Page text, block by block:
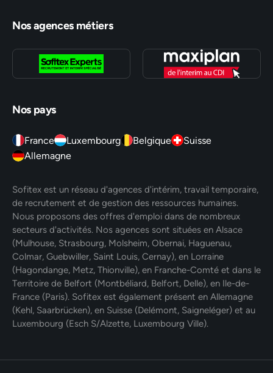
Nos agences métiers
Nos pays
France Luxembourg Belgique
Suisse
Allemagne
Sofitex est un réseau d'agences d'intérim, travail temporaire,
de recrutement et de gestion des ressources humaines.
Nous proposons des offres d'emploi dans de nombreux
secteurs d'activités. Nos agences sont situées en Alsace
(Mulhouse, Strasbourg, Molsheim, Obernai, Haguenau,
Colmar, Guebwiller, Saint Louis, Cernay), en Lorraine
(Hagondange, Metz, Thionville), en Franche-Comté et dans le
Territoire de Belfort (Montbéliard, Belfort, Delle), en Ile-de-
France (Paris). Sofitex est également présent en Allemagne
(Kehl, Saarbrücken), en Suisse (Delémont, Saigneléger) et au
Luxembourg (Esch S/Alzette, Luxembourg Ville).